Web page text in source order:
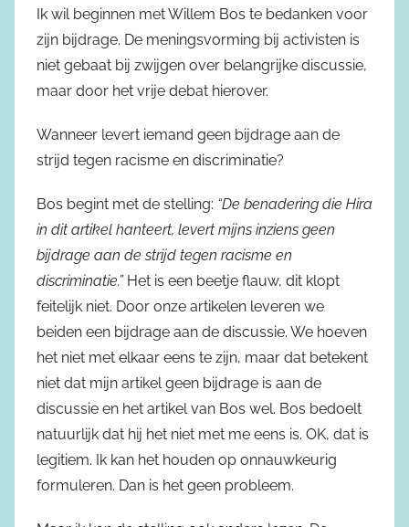
Ik wil beginnen met Willem Bos te bedanken voor
zijn bijdrage. De meningsvorming bij activisten is
niet gebaat bij zwijgen over belangrijke discussie,
maar door het vrije debat hierover.
Wanneer levert iemand geen bijdrage aan de
strijd tegen racisme en discriminatie?
Bos begint met de stelling: “De benadering die Hira
in dit artikel hanteert, levert mijns inziens geen
bijdrage aan de strijd tegen racisme en
discriminatie.”Het is een beetje flauw, dit klopt
feitelijk niet. Door onze artikelen leveren we
beiden een bijdrage aan de discussie. We hoeven
het niet met elkaar eens te zijn, maar dat betekent
niet dat mijn artikel geen bijdrage is aan de
discussie en het artikel van Bos wel. Bos bedoelt
natuurlijk dat hij het niet met me eens is. OK, dat is
legitiem. Ik kan het houden op onnauwkeurig
formuleren. Dan is het geen probleem.